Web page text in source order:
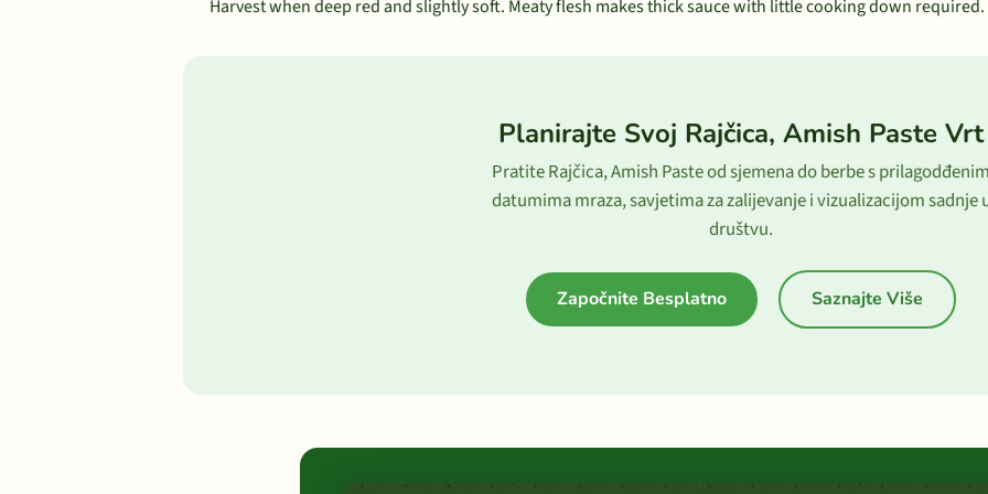
Harvest when deep red and slightly soft. Meaty flesh makes thick sauce with little cooking down required.
Planirajte Svoj Rajčica, Amish Paste Vrt
Pratite Rajčica, Amish Paste od sjemena do berbe s
datumima mraza, savjetima za zalijevanje i vizualizacijom sadnje
društvu.
Započnite Besplatno Saznajte Više